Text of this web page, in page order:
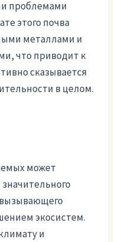
проблемами
этого почва
металлами и
что приводит к
сказывается
в целом.
может
вызывающего
экосистем.
и